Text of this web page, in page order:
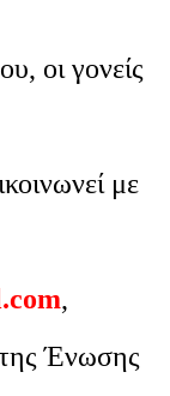
οι γονείς
με
,
Ένωσης